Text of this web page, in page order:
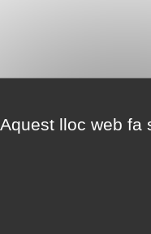
Aquest lloc web fa